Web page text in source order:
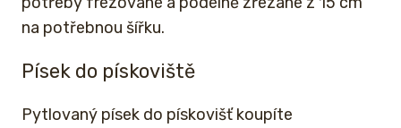
na potřebnou šířku.
Písek do pískoviště
Pytlovaný písek do pískovišť koupíte